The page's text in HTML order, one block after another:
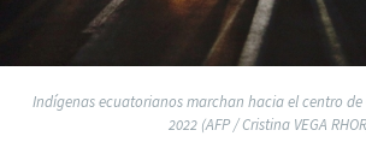
Indígenas ecuatorianos marchan hacia el centro de
2022 (AFP / Cristina VEGA